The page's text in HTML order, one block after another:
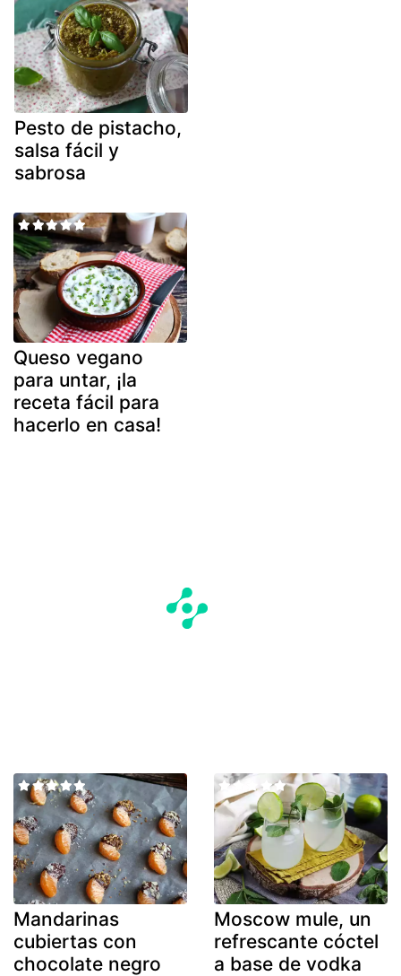
Pesto de pistacho,
salsa fácil y
sabrosa
Queso vegano
para untar, ¡la
receta fácil para
hacerlo en casa!
Mandarinas
cubiertas con
chocolate negro
Moscow mule, un
refrescante cóctel
a base de vodka